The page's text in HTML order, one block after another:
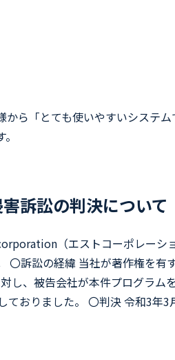
ら「とても使いやすいシステ
訴訟の判決について
（エストコーポレー
訴訟の経緯 当社が著作権を
、被告会社が本件プログラ
おりました。 〇判決 令和3年